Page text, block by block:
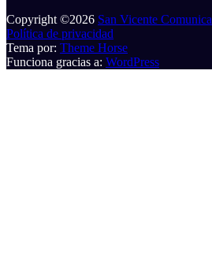
Copyright ©2026 San Vicente Comunica
Política de privacidad
Tema por: Theme Horse
Funciona gracias a: WordPress